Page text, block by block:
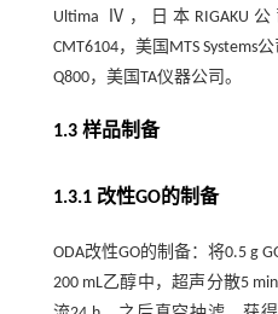
Ultima Ⅳ，日本RIGAKU
CMT6104，美国MTS Systems
Q800，美国TA仪器公司。
1.3 样品制备
1.3.1 改性GO的制备
ODA改性GO的制备：将0.5 g
200 mL乙醇中，超声分散5